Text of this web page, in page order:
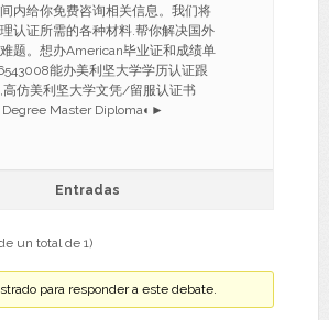
内给你免费咨询相关信息。我们将
认证所需的各种材料.帮你解决国外
题。想办American毕业证和成绩单
能办美利坚大学学历认证跟
高仿美利坚大学文凭/留服认证书
Degree Master Diploma◐►
Entradas
un total de 1)
para responder a este debate.